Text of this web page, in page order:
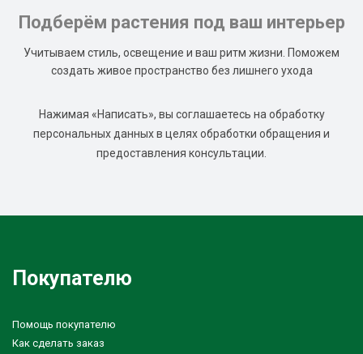
Подберём растения под ваш интерьер
Учитываем стиль, освещение и ваш ритм жизни. Поможем
создать живое пространство без лишнего ухода
Нажимая «Написать», вы соглашаетесь на обработку
персональных данных в целях обработки обращения и
предоставления консультации.
Покупателю
Помощь покупателю
Как сделать заказ